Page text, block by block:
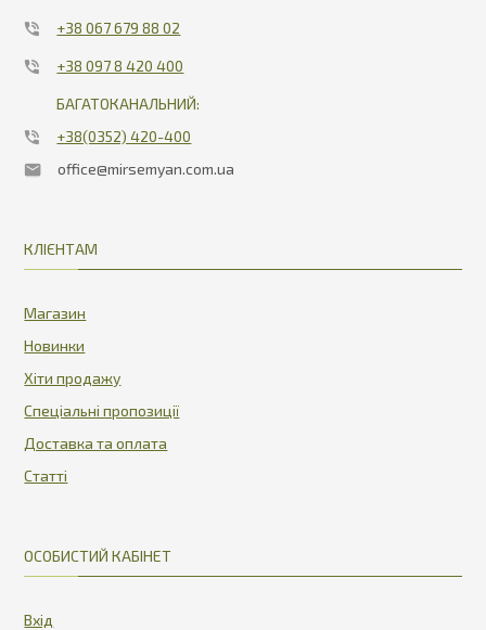
+38 067 679 88 02
+38 097 8 420 400
БАГАТОКАНАЛЬНИЙ:
+38(0352) 420-400
office@mirsemyan.com.ua
КЛІЄНТАМ
Магазин
Новинки
Хіти продажу
Спеціальні пропозиції
Доставка та оплата
Статті
ОСОБИСТИЙ КАБІНЕТ
Вхід